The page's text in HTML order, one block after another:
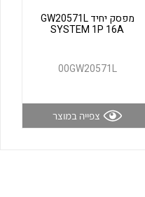
מפסק יחיד GW20571L
SYSTEM 1P 16A
00GW20571L
צפייה במוצר